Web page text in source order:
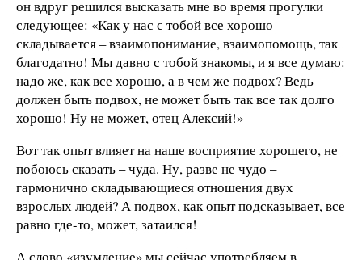
он вдруг решился высказать мне во время прогулки
следующее: «Как у нас с тобой все хорошо
складывается – взаимопонимание, взаимопомощь, так
благодатно! Мы давно с тобой знакомы, и я все думаю:
надо же, как все хорошо, а в чем же подвох? Ведь
должен быть подвох, не может быть так все так долго
хорошо! Ну не может, отец Алексий!»
Вот так опыт влияет на наше восприятие хорошего, не
побоюсь сказать – чуда. Ну, разве не чудо –
гармонично складывающиеся отношения двух
взрослых людей? А подвох, как опыт подсказывает, все
равно где-то, может, затаился!
А слово «изумление» мы сейчас употребляем в